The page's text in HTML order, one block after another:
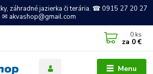
záhradné jazierka či terária. ☎ 0915 27 20 27
✉ akvashop@gmail.com
Menu
0 ks
za 0 €